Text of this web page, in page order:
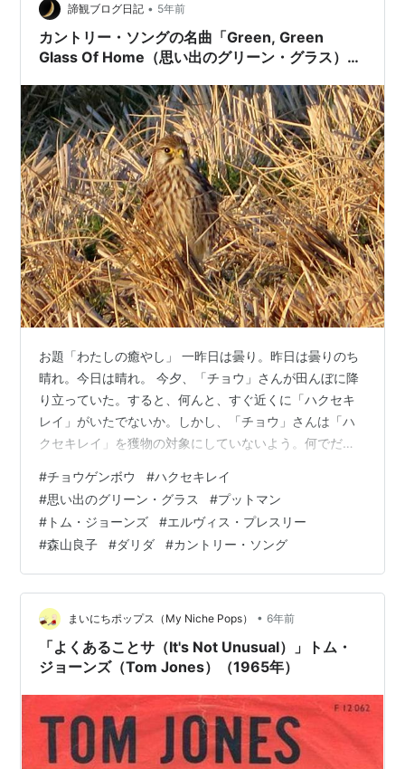
諦観ブログ日記 • 5年前
カントリー・ソングの名曲「Green, Green
Glass Of Home（思い出のグリーン・グラス）」
お題「わたしの癒やし」 一昨日は曇り。昨日は曇りのち
晴れ。今日は晴れ。 今夕、「チョウ」さんが田んぼに降
り立っていた。すると、何んと、すぐ近くに「ハクセキ
レイ」がいたでないか。しかし、「チョウ」さんは「ハ
クセキレイ」を獲物の対象にしていないよう。何でだろ
「ハクセキレイ」を襲うとばっかり思っていた。ところ
が、意外や意外、平和的な可愛い猛禽類なのであろう。
むやみやたらと襲わなさそう。 その様子は次の写真（４
枚）のとおりである。 はじめに 「Green, Green Glass
Of Home」の野外ライブ 「Green, Green Glass O…
#チョウゲンボウ #ハクセキレイ
#思い出のグリーン・グラス #プットマン
# トム・ジョーンズ #エルヴィス・プレスリー
#森山良子 #ダリダ #カントリー・ソング
まいにちポップス（My Niche Pops） • 6年前
「よくあることサ（It's Not Unusual）」トム・
ジョーンズ（Tom Jones）（1965年）